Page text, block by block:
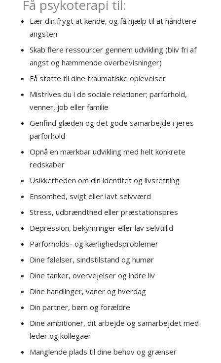
Få psykoterapi til:
Lær din frygt at kende, og få hjælp til at håndtere
angsten
Skab flere ressourcer gennem udvikling (bliv fri af
angst og hæmmende overbevisninger)
Få støtte til dine traumatiske oplevelser
Mistrives du i de sociale relationer; parforhold,
venner, job eller familie
Genfind glæden og det gode samarbejde i jeres
parforhold
Opnå en mærkbar udvikling med helt konkrete
redskaber
Usikkerheden om din identitet og livsretning
Ensomhed, svigt eller lavt selvværd
Stress, udbrændthed eller præstationspres
Depression, bekymringer eller lav selvtillid
Parforholds- og kærlighedsproblemer
Dine følelser, sindstilstand og humør
Dine tanker, overvejelser og indre liv
Dine handlinger, vaner og hverdag
Din partner, børn og forældre
Dine ambitioner, dit arbejde og samarbejdet med
leder og kollegaer
Manglende plads til dine behov og grænser